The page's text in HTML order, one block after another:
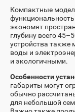
Компактные
экономят
глубину всего
устройства также
воды и
и экологичными.
Особенности
габариты могут
обычно
для небольшой